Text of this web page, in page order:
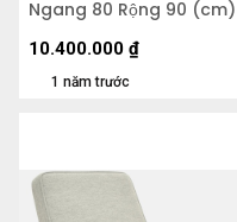
Ngang 80 Rộng 90 (cm)
1 năm trước
10.400.000 ₫